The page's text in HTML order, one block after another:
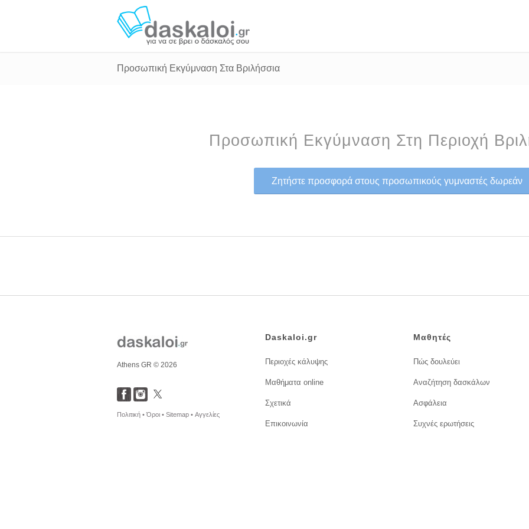
Προσωπική Εκγύμναση Στα Βριλήσσια
Προσωπική Εκγύμναση Στη Περιοχή
Ζητήστε προσφορά στους προσωπικούς γυμναστές δωρεάν
Athens GR © 2026
Πολιτική •Όροι • Sitemap • Αγγελίες
Daskaloi.gr
Περιοχές κάλυψης
Μαθήματα online
Σχετικά
Επικοινωνία
Μαθητές
Πώς δουλεύει
Αναζήτηση δασκάλων
Ασφάλεια
Συχνές ερωτήσεις